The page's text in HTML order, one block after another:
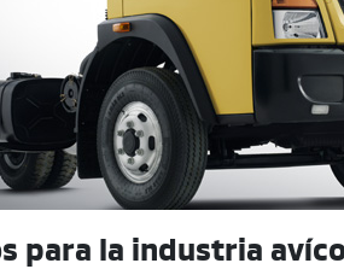
para la industria